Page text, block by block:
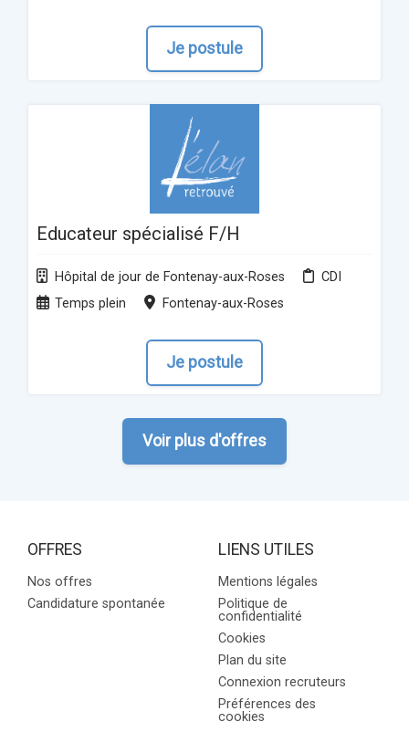
Je postule
Educateur spécialisé F/H
Hôpital de jour de Fontenay-aux-Roses
CDI
Temps plein
Fontenay-aux-Roses
Je postule
Voir plus d'offres
OFFRES
Nos offres
Candidature spontanée
LIENS UTILES
Mentions légales
Politique de
confidentialité
Cookies
Plan du site
Connexion recruteurs
Préférences des
cookies